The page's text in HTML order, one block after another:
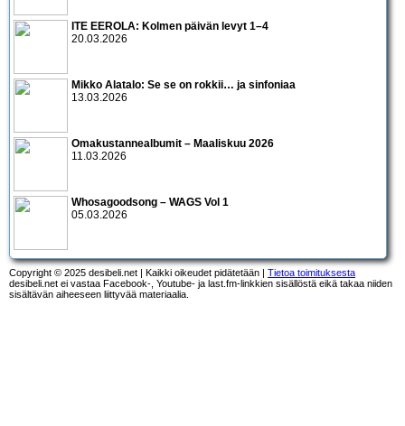
ITE EEROLA: Kolmen päivän levyt 1–4
20.03.2026
Mikko Alatalo: Se se on rokkii… ja sinfoniaa
13.03.2026
Omakustannealbumit – Maaliskuu 2026
11.03.2026
Whosagoodsong – WAGS Vol 1
05.03.2026
Copyright © 2025 desibeli.net | Kaikki oikeudet pidätetään | Tietoa toimituksesta
desibeli.net ei vastaa Facebook-, Youtube- ja last.fm-linkkien sisällöstä eikä takaa niiden
sisältävän aiheeseen liittyvää materiaalia.